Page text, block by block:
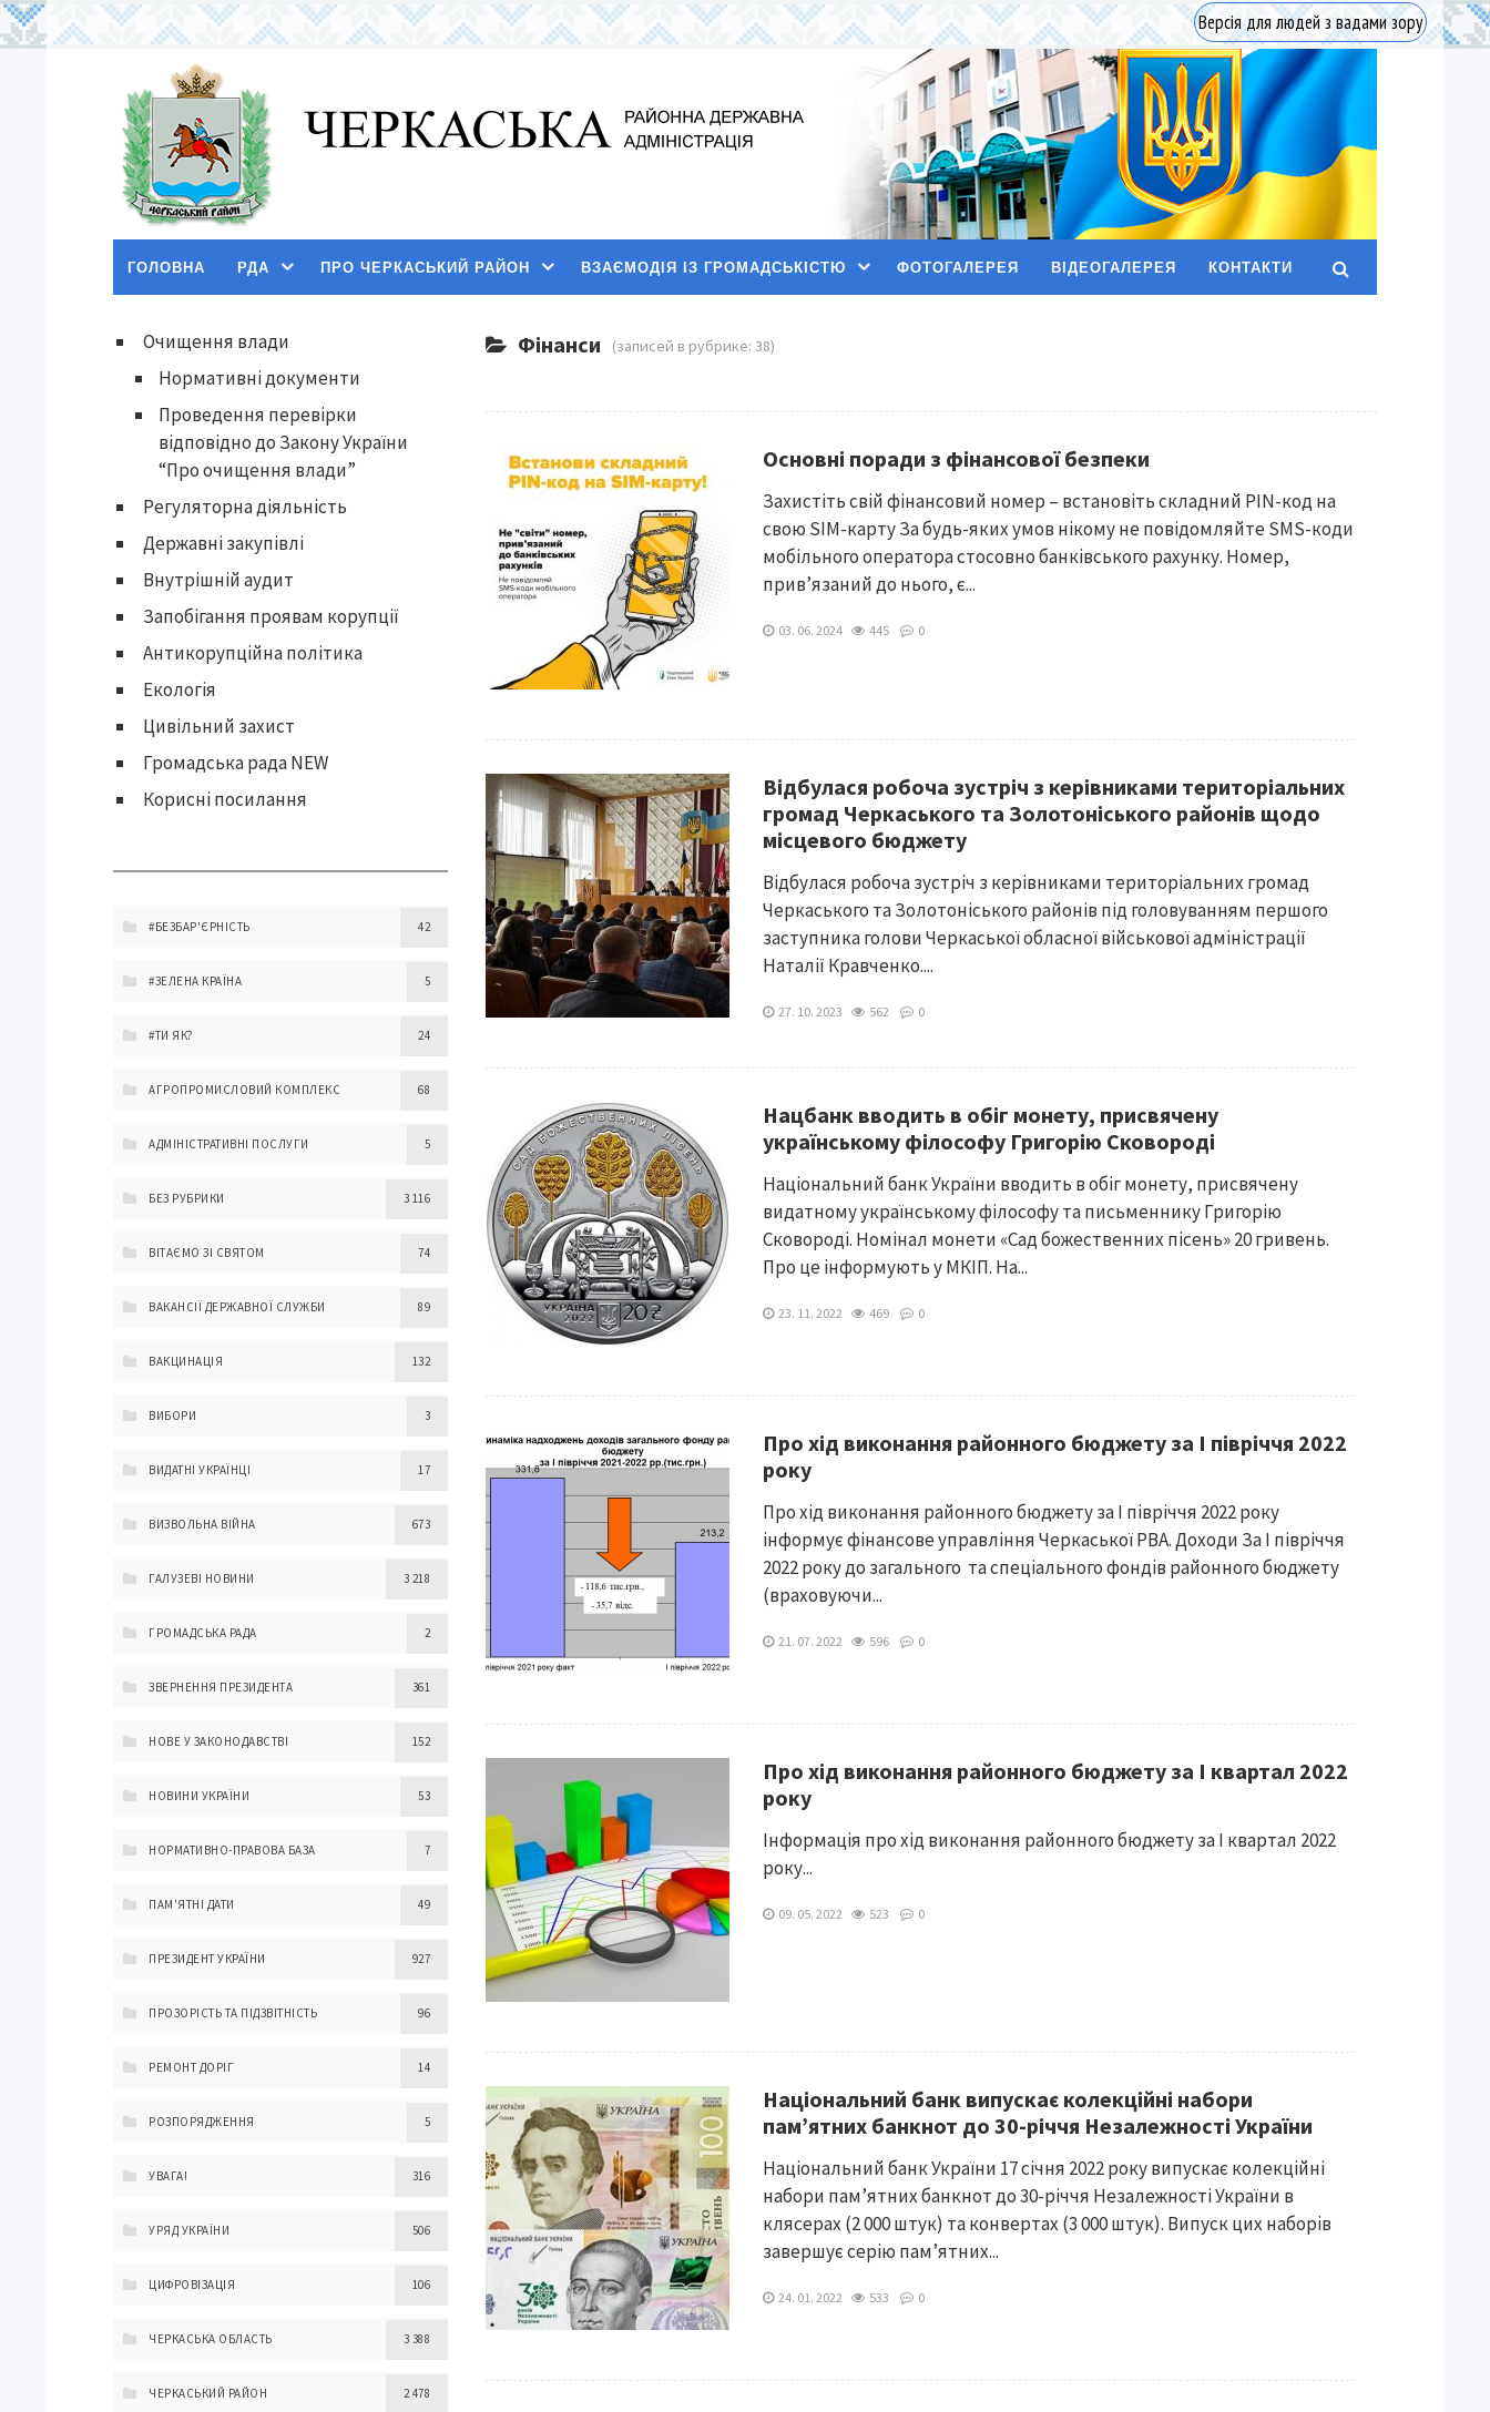
Версія для людей з вадами зору
ГОЛОВНА РДА ПРО ЧЕРКАСЬКИЙ РАЙОН ВЗАЄМОДІЯ ІЗ ГРОМАДСЬКІСТЮ ФОТОГАЛЕРЕЯ ВІДЕОГАЛЕРЕЯ КОНТАКТИ
Фінанси (записей в рубрике: 38)
Основні поради з фінансової безпеки
Захистіть свій фінансовий номер – встановіть складний PIN-код на
свою SIM-карту За будь-яких умов нікому не повідомляйте SMS-коди
мобільного оператора стосовно банківського рахунку. Номер,
прив’язаний до нього, є...
03. 06. 2024 445 0
Відбулася робоча зустріч з керівниками територіальних
громад Черкаського та Золотоніського районів щодо
місцевого бюджету
Відбулася робоча зустріч з керівниками територіальних громад
Черкаського та Золотоніського районів під головуванням першого
заступника голови Черкаської обласної військової адміністрації
Наталії Кравченко....
27. 10. 2023 562 0
Нацбанк вводить в обіг монету, присвячену
українському філософу Григорію Сковороді
Національний банк України вводить в обіг монету, присвячену
видатному українському філософу та письменнику Григорію
Сковороді. Номінал монети «Сад божественних пісень» 20 гривень.
Про це інформують у МКІП. На...
23. 11. 2022 469 0
Про хід виконання районного бюджету за І півріччя 2022
року
Про хід виконання районного бюджету за І півріччя 2022 року
інформує фінансове управління Черкаської РВА. Доходи За І півріччя
2022 року до загального та спеціального фондів районного бюджету
(враховуючи...
21. 07. 2022 596 0
Про хід виконання районного бюджету за І квартал 2022
року
Інформація про хід виконання районного бюджету за І квартал 2022
року...
09. 05. 2022 523 0
Національний банк випускає колекційні набори
пам’ятних банкнот до 30-річчя Незалежності України
Національний банк України 17 січня 2022 року випускає колекційні
набори пам’ятних банкнот до 30-річчя Незалежності України в
клясерах (2 000 штук) та конвертах (3 000 штук). Випуск цих наборів
завершує серію пам’ятних...
24. 01. 2022 533 0
Очищення влади
Нормативні документи
Проведення перевірки
відповідно до Закону України
“Про очищення влади”
Регуляторна діяльність
Державні закупівлі
Внутрішній аудит
Запобігання проявам корупції
Антикорупційна політика
Екологія
Цивільний захист
Громадська рада NEW
Корисні посилання
#БЕЗБАР'ЄРНІСТЬ 42
#ЗЕЛЕНА КРАЇНА 5
#ТИ ЯК? 24
АГРОПРОМИСЛОВИЙ КОМПЛЕКС 68
АДМІНІСТРАТИВНІ ПОСЛУГИ 5
БЕЗ РУБРИКИ 3 116
ВІТАЄМО ЗІ СВЯТОМ 74
ВАКАНСІЇ ДЕРЖАВНОЇ СЛУЖБИ 89
ВАКЦИНАЦІЯ 132
ВИБОРИ 3
ВИДАТНІ УКРАЇНЦІ 17
ВИЗВОЛЬНА ВІЙНА 673
ГАЛУЗЕВІ НОВИНИ 3 218
ГРОМАДСЬКА РАДА 2
ЗВЕРНЕННЯ ПРЕЗИДЕНТА 361
НОВЕ У ЗАКОНОДАВСТВІ 152
НОВИНИ УКРАЇНИ 53
НОРМАТИВНО-ПРАВОВА БАЗА 7
ПАМ'ЯТНІ ДАТИ 49
ПРЕЗИДЕНТ УКРАЇНИ 927
ПРОЗОРІСТЬ ТА ПІДЗВІТНІСТЬ 96
РЕМОНТ ДОРІГ 14
РОЗПОРЯДЖЕННЯ 5
УВАГА! 316
УРЯД УКРАЇНИ 506
ЦИФРОВІЗАЦІЯ 106
ЧЕРКАСЬКА ОБЛАСТЬ 3 388
ЧЕРКАСЬКИЙ РАЙОН 2 478